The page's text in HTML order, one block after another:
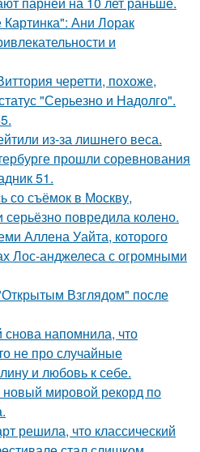
Картинка": Ани Лорак
и
черетти, похоже,
"Серьезно и Надолго".
из-за лишнего веса.
прошли соревнования
51.
со съёмок в Москву,
повредила колено.
Аллена Уайта, которого
Лос-анджелеса с огромными
Взглядом" после
напомнила, что
не про случайные
и любовь к себе.
мировой рекорд по
решила, что классический